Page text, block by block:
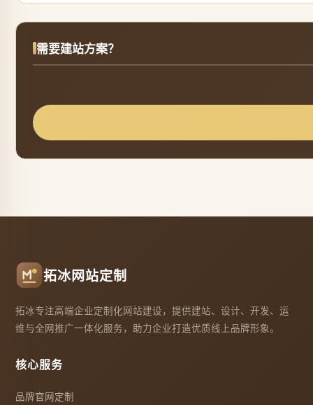
需要建站方案？
拓冰网站定制
拓冰专注高端企业定制化网站建设，提供建站、设计、开发、运
维与全网推广一体化服务，助力企业打造优质线上品牌形象。
核心服务
品牌官网定制